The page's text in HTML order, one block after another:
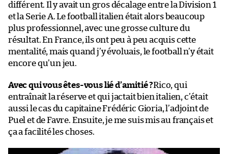
différent. Il y avait un gros décalage entre la Division 1
et la Serie A. Le football italien était alors beaucoup
plus professionnel, avec une grosse culture du
résultat. En France, ils ont peu à peu acquis cette
mentalité, mais quand j’y évoluais, le football n’y était
encore qu’un jeu.
Avec qui vous êtes-vous lié d’amitié ?Rico, qui
entraînait la réserve et qui jactait bien italien, c’était
aussi le cas du capitaine Frédéric Gioria, l’adjoint de
Puel et de Favre. Ensuite, je me suis mis au français et
ça a facilité les choses.